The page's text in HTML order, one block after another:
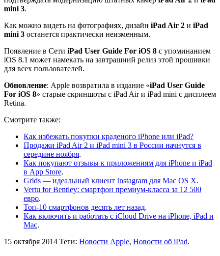
mini 3.
Как можно видеть на фотографиях, дизайн iPad Air 2 и iPad
mini 3 останется практически неизменным.
Появление в Сети iPad User Guide For iOS 8 с упоминанием
iOS 8.1 может намекать на завтрашний релиз этой прошивки
для всех пользователей.
Обновление: Apple возвратила в издание «iPad User Guide
For iOS 8» старые скриншоты с iPad Air и iPad mini с дисплеем
Retina.
Смотрите также:
Как избежать покупки краденого iPhone или iPad?
Продажи iPad Air 2 и iPad mini 3 в России начнутся в
середине ноября.
Как покупают отзывы к приложениям для iPhone и iPad
в App Store.
Grids — идеальный клиент Instagram для Mac OS X.
Vertu for Bentley: смартфон премиум-класса за 12 500
евро.
Топ-10 смартфонов десять лет назад.
Как включить и работать с iCloud Drive на iPhone, iPad и
Mac.
15 октября 2014 Теги: Новости Apple, Новости об iPad.